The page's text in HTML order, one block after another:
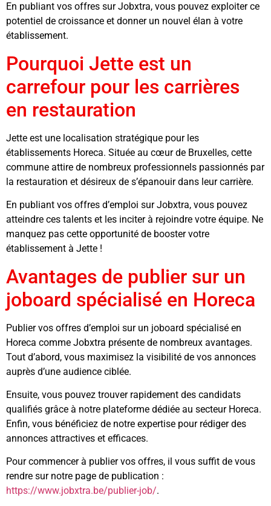
En publiant vos offres sur Jobxtra, vous pouvez exploiter ce
potentiel de croissance et donner un nouvel élan à votre
établissement.
Pourquoi Jette est un
carrefour pour les carrières
en restauration
Jette est une localisation stratégique pour les
établissements Horeca. Située au cœur de Bruxelles, cette
commune attire de nombreux professionnels passionnés par
la restauration et désireux de s’épanouir dans leur carrière.
En publiant vos offres d’emploi sur Jobxtra, vous pouvez
atteindre ces talents et les inciter à rejoindre votre équipe. Ne
manquez pas cette opportunité de booster votre
établissement à Jette !
Avantages de publier sur un
joboard spécialisé en Horeca
Publier vos offres d’emploi sur un joboard spécialisé en
Horeca comme Jobxtra présente de nombreux avantages.
Tout d’abord, vous maximisez la visibilité de vos annonces
auprès d’une audience ciblée.
Ensuite, vous pouvez trouver rapidement des candidats
qualifiés grâce à notre plateforme dédiée au secteur Horeca.
Enfin, vous bénéficiez de notre expertise pour rédiger des
annonces attractives et efficaces.
Pour commencer à publier vos offres, il vous suffit de vous
rendre sur notre page de publication :
https://www.jobxtra.be/publier-job/.